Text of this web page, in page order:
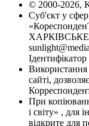
© 2000-2026,
Суб'єкт у
ХАРКІВСЬКЕ
Використання
сайті,
При
і світу» , для
відкрите для